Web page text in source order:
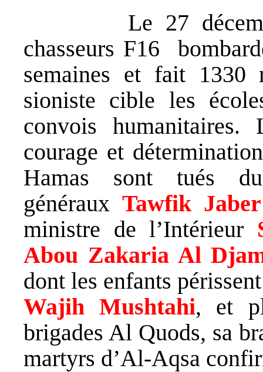
Le 27 décembre
chasseurs F16
semaines et fait 1330
sioniste cible les
convois
courage et
Hamas sont tués
généraux Tawfik
ministre de l’Intérieur
Abou Zakaria Al
dont les enfants
Wajih Mushtahi, et
brigades Al Quods, sa
martyrs d’Al-Aqsa